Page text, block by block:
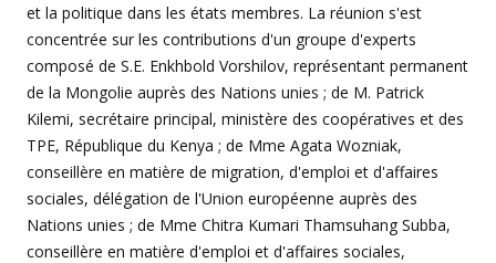
et la politique dans les états membres. La réunion s'est
concentrée sur les contributions d'un groupe d'experts
composé de S.E. Enkhbold Vorshilov, représentant permanent
de la Mongolie auprès des Nations unies ; de M. Patrick
Kilemi, secrétaire principal, ministère des coopératives et des
TPE, République du Kenya ; de Mme Agata Wozniak,
conseillère en matière de migration, d'emploi et d'affaires
sociales, délégation de l'Union européenne auprès des
Nations unies ; de Mme Chitra Kumari Thamsuhang Subba,
conseillère en matière d'emploi et d'affaires sociales,